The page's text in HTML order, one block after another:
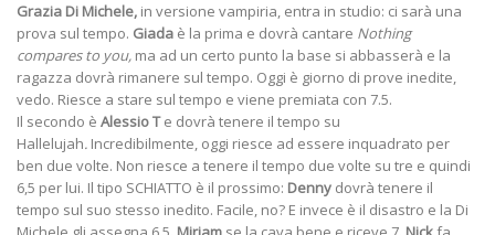
Grazia Di Michele, in versione vampiria, entra in studio: ci sarà una
prova sul tempo. Giada è la prima e dovrà cantare Nothing
compares to you, ma ad un certo punto la base si abbasserà e la
ragazza dovrà rimanere sul tempo. Oggi è giorno di prove inedite,
vedo. Riesce a stare sul tempo e viene premiata con 7.5.
Il secondo è Alessio Te dovrà tenere il tempo su
Hallelujah. Incredibilmente, oggi riesce ad essere inquadrato per
ben due volte. Non riesce a tenere il tempo due volte su tre e quindi
6,5 per lui. Il tipo SCHIATTO è il prossimo: Denny dovrà tenere il
tempo sul suo stesso inedito. Facile, no? E invece è il disastro e la Di